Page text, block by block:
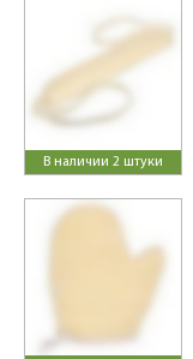
В наличии 2 штуки